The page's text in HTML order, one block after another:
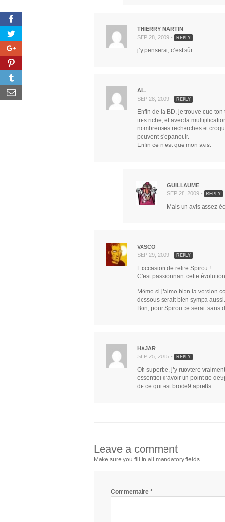
THIERRY MARTIN
SEP 28, 2009 -
REPLY
j’y penserai, c’est sûr.
AL.
SEP 28, 2009 -
REPLY
Enfin de la BD, je trouve que
tres riche, et avec la
nombreuses recherches et
peuvent s’epanouir.
Enfin ce n’est que mon avis.
GUILLAUME
SEP 28, 2009 -
REPLY
Mais un avis assez
VASCO
SEP 29, 2009 -
REPLY
L’occasion de relire Spirou !
C’est passionnant cette
Même si j’aime bien la version
dessous serait bien sympa aussi.
Bon, pour Spirou ce serait sans
HAJAR
SEP 25, 2015 -
REPLY
Oh superbe, j’y ruovtere
essentiel d’avoir un point de
de ce qui est brode9 apre8s.
Leave a comment
Make sure you fill in all mandatory fields.
Commentaire *